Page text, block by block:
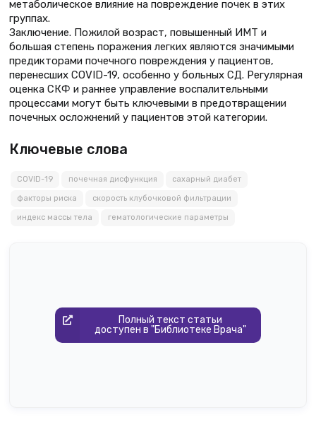
метаболическое влияние на повреждение почек в этих
группах.
Заключение. Пожилой возраст, повышенный ИМТ и
большая степень поражения легких являются значимыми
предикторами почечного повреждения у пациентов,
перенесших COVID-19, особенно у больных СД. Регулярная
оценка СКФ и раннее управление воспалительными
процессами могут быть ключевыми в предотвращении
почечных осложнений у пациентов этой категории.
Ключевые слова
COVID-19 почечная дисфункция сахарный диабет
факторы риска скорость клубочковой фильтрации
индекс массы тела гематологические параметры
Полный текст статьи
доступен в "Библиотеке Врача"